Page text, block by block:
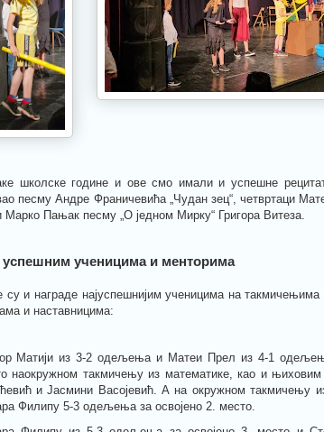
школске године и ове смо имали и успешне
песму Андре Франичевића „Чудан зец“, четвртаци
Марко Пањак песму „О једном Мирку“ Григора Витеза.
успешним ученицима и менторима
и награде најуспешнијим ученицима на
и наставницима:
Матији из 3-2 одељења и Матеи Прел из 4-1
наокружном такмичењу из математике, као и
и Јасмини Васојевић. А на окружном такмичењу
Филипу 5-3 одељења за освојено 2. место.